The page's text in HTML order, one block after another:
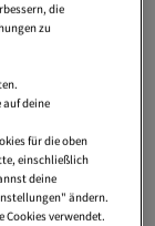
die
zu
deine
für die oben
einschließlich
deine
ändern.
verwendet.